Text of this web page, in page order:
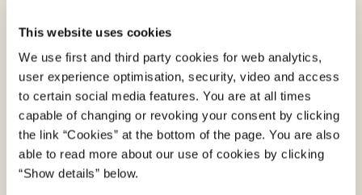
This website uses cookies
We use first and third party cookies for web analytics,
user experience optimisation, security, video and access
to certain social media features. You are at all times
capable of changing or revoking your consent by clicking
the link “Cookies” at the bottom of the page. You are also
able to read more about our use of cookies by clicking
“Show details” below.
På Tjekditnet.dk kan du se dækningen helt ned på
adresseniveau. Du kan se hvilket selskab, der
udbyder bredbånd på din adresse, og hvor hurtig
en forbindelse du kan få.
Registrer interesse for bedre internet